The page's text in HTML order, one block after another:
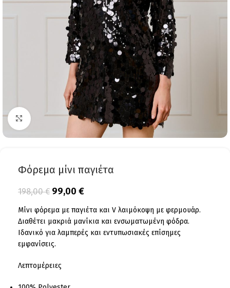
Click to enlarge
Φόρεμα μίνι παγιέτα
198,00€ 99,00 €
Μίνι φόρεμα με παγιέτα και V λαιμόκοψη με φερμουάρ.
Διαθέτει μακριά μανίκια και ενσωματωμένη φόδρα.
Ιδανικό για λαμπερές και εντυπωσιακές επίσημες
εμφανίσεις.
Λεπτομέρειες